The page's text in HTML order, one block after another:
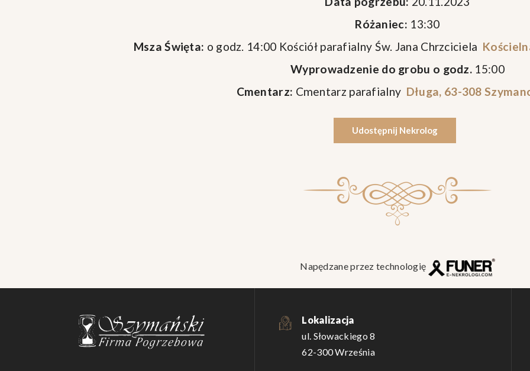
Różaniec: 13:30
Msza Święta: o godz. 14:00 Kościół parafialny Św. Jana Chrzciciela
Wyprowadzenie do grobu o godz. 15:00
Cmentarz: Cmentarz parafialny Długa, 63-308
Udostępnij Nekrolog
Napędzane przez technologię
Lokalizacja
ul. Słowackiego 8
62-300 Września